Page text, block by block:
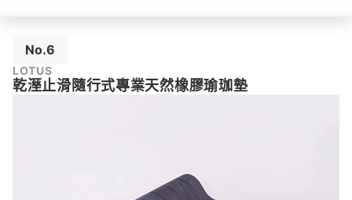
No.6
LOTUS
乾溼止滑隨行式專業天然橡膠瑜珈墊